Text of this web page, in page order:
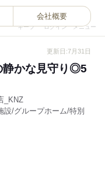
キープ ログイン メニュー
会社概要
更新日:7月31日
静かな見守り◎5
_KNZ
設/グループホーム/特別